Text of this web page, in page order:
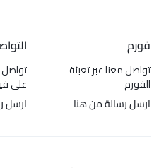
فورم
تواصل معنا عبر تعبئة
الفورم
ارسل رسالة من هنا
تواصل
على
ارسل